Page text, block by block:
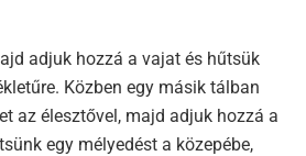
adjuk hozzá a vajat és hűtsük
Közben egy másik tálban
az élesztővel, majd adjuk hozzá a
egy mélyedést a közepébe,